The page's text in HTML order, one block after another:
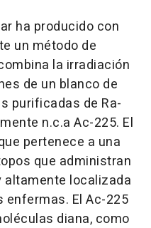
ha producido con
un método de
la irradiación
de un blanco de
purificadas de Ra-
n.c.a Ac-225. El
pertenece a una
que administran
altamente localizada
El Ac-225
diana, como